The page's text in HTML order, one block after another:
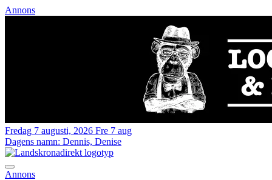
Annons
Fredag 7 augusti, 2026 Fre 7 aug
Dagens namn: Dennis, Denise
Annons